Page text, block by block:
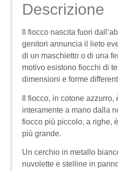
Descrizione
Il fiocco nascita fuori
genitori annuncia il lieto
di un maschietto o di una
motivo esistono fiocchi di
dimensioni e forme
Il fiocco, in cotone
interamente a mano dalla
fiocco più piccolo, a righe,
più grande.
Un cerchio in metallo
nuvolette e stelline in